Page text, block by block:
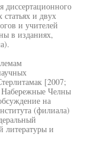
диссертационного
и двух
и учителей
в изданиях,
[2007;
Набережные Челны
на
(филиала)
литературы и